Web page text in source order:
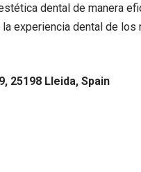
dental de manera
experiencia dental de
25198 Lleida, Spain